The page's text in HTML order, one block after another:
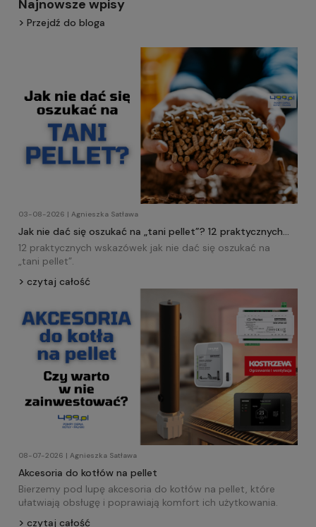
Najnowsze wpisy
Przejdź do bloga
03-08-2026 | Agnieszka Satława
Jak nie dać się oszukać na „tani pellet”? 12 praktycznych
wskazówek!
12 praktycznych wskazówek jak nie dać się oszukać na
„tani pellet”.
czytaj całość
08-07-2026 | Agnieszka Satława
Akcesoria do kotłów na pellet
Bierzemy pod lupę akcesoria do kotłów na pellet, które
ułatwiają obsługę i poprawiają komfort ich użytkowania.
czytaj całość